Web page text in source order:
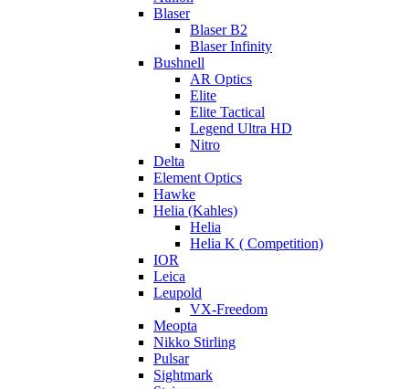
Blaser
Blaser B2
Blaser Infinity
Bushnell
AR Optics
Elite
Elite Tactical
Legend Ultra HD
Nitro
Delta
Element Optics
Hawke
Helia (Kahles)
Helia
Helia K ( Competition)
IOR
Leica
Leupold
VX-Freedom
Meopta
Nikko Stirling
Pulsar
Sightmark